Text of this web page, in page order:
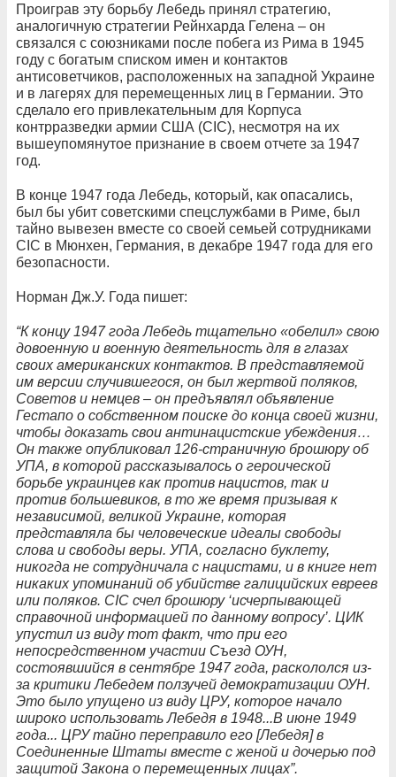
Проиграв эту борьбу Лебедь принял стратегию,
аналогичную стратегии Рейнхарда Гелена – он
связался с союзниками после побега из Рима в 1945
году с богатым списком имен и контактов
антисоветчиков, расположенных на западной Украине
и в лагерях для перемещенных лиц в Германии. Это
сделало его привлекательным для Корпуса
контрразведки армии США (CIC), несмотря на их
вышеупомянутое признание в своем отчете за 1947
год.
В конце 1947 года Лебедь, который, как опасались,
был бы убит советскими спецслужбами в Риме, был
тайно вывезен вместе со своей семьей сотрудниками
CIC в Мюнхен, Германия, в декабре 1947 года для его
безопасности.
Норман Дж.У. Года пишет:
“К концу 1947 года Лебедь тщательно «обелил» свою
довоенную и военную деятельность для в глазах
своих американских контактов. В представляемой
им версии случившегося, он был жертвой поляков,
Советов и немцев – он предъявлял объявление
Гестапо о собственном поиске до конца своей жизни,
чтобы доказать свои антинацистские убеждения…
Он также опубликовал 126-страничную брошюру об
УПА, в которой рассказывалось о героической
борьбе украинцев как против нацистов, так и
против большевиков, в то же время призывая к
независимой, великой Украине, которая
представляла бы человеческие идеалы свободы
слова и свободы веры. УПА, согласно буклету,
никогда не сотрудничала с нацистами, и в книге нет
никаких упоминаний об убийстве галицийских евреев
или поляков. CIC счел брошюру ‘исчерпывающей
справочной информацией по данному вопросу’. ЦИК
упустил из виду тот факт, что при его
непосредственном участии Съезд ОУН,
состоявшийся в сентябре 1947 года, раскололся из-
за критики Лебедем ползучей демократизации ОУН.
Это было упущено из виду ЦРУ, которое начало
широко использовать Лебедя в 1948...В июне 1949
года... ЦРУ тайно переправило его [Лебедя] в
Соединенные Штаты вместе с женой и дочерью под
защитой Закона о перемещенных лицах”.